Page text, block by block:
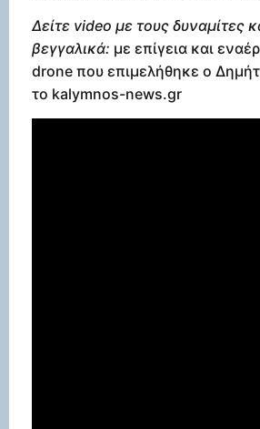
Δείτε video με τους δυναμίτες
βεγγαλικά: με επίγεια και
drone που επιμελήθηκε ο
το kalymnos-news.gr